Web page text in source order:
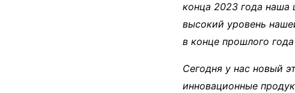
конца 2023 года наша
высокий уровень
в конце прошлого
Сегодня у нас новый
инновационные